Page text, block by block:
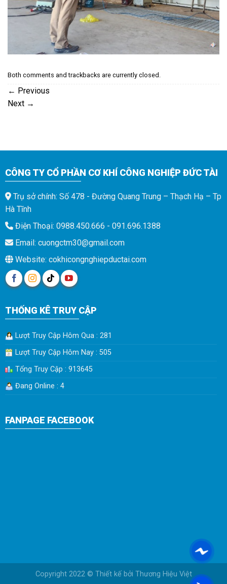
Both comments and trackbacks are currently closed.
← Previous
Next →
CÔNG TY CỔ PHẦN CƠ KHÍ CÔNG NGHIỆP ĐỨC TÀI
Trụ sở chính: Số 478 - Đường Quang Trung – Thạch Hạ – Tp
Hà Tĩnh
Điện Thoại: 0988.450.666 - 091.696.1388
Email: cuongctm30@gmail.com
Website: cokhicongnghiepductai.com
THỐNG KÊ TRUY CẬP
Lượt Truy Cập Hôm Qua : 281
Lượt Truy Cập Hôm Nay : 505
Tổng Truy Cập : 913645
Đang Online : 4
FANPAGE FACEBOOK
Copyright 2022 © Thiết kế bởi Thương Hiệu Việt